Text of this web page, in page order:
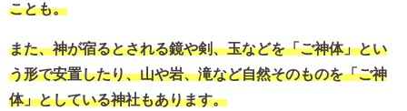
ことも。
また、神が宿るとされる鏡や剣、玉などを「ご神体」とい
う形で安置したり、山や岩、滝など自然そのものを「ご神
体」としている神社もあります。